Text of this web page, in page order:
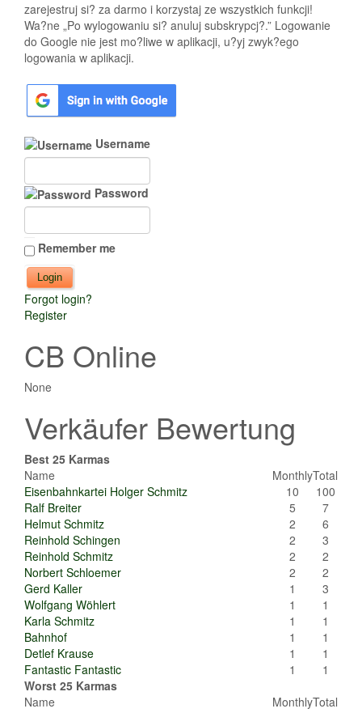
zarejestruj si? za darmo i korzystaj ze wszystkich funkcji!
Wa?ne „Po wylogowaniu si? anuluj subskrypcj?.” Logowanie
do Google nie jest mo?liwe w aplikacji, u?yj zwyk?ego
logowania w aplikacji.
Username
Password
Remember me
Forgot login?
Register
CB Online
None
Verkäufer Bewertung
Best 25 Karmas
Name
MonthlyTotal
Eisenbahnkartei Holger Schmitz
10
100
Ralf Breiter
5
7
Helmut Schmitz
2
6
Reinhold Schingen
2
3
Reinhold Schmitz
2
2
Norbert Schloemer
2
2
Gerd Kaller
1
3
Wolfgang Wöhlert
1
1
Karla Schmitz
1
1
Bahnhof
1
1
Detlef Krause
1
1
Fantastic Fantastic
1
1
Worst 25 Karmas
Name
MonthlyTotal